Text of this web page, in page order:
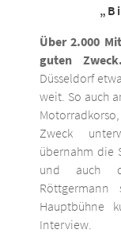
Über 2.000
guten Zweck.
Düsseldorf
weit. So auch
Zweck
übernahm die
und auch
Hauptbühne
Interview.